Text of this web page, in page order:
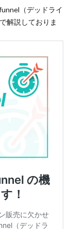
（デッドライ
解説しておりま